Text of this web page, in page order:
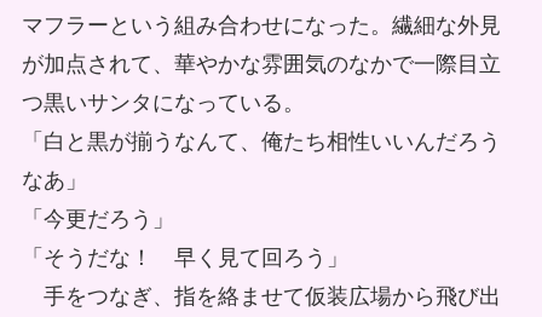
マフラーという組み合わせになった。繊細な外見
が加点されて、華やかな雰囲気のなかで一際目立
つ黒いサンタになっている。
「白と黒が揃うなんて、俺たち相性いいんだろう
なあ」
「今更だろう」
「そうだな！ 早く見て回ろう」
手をつなぎ、指を絡ませて仮装広場から飛び出